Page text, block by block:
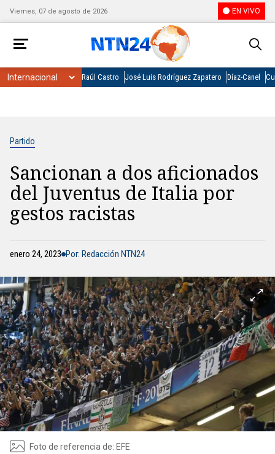
Viernes, 07 de agosto de 2026 EN VIVO
Raúl Castro José Luis Rodríguez Zapatero Díaz-Canel
Partido
Sancionan a dos aficionados
del Juventus de Italia por
gestos racistas
enero 24, 2023 Por: Redacción NTN24
Foto de referencia de: EFE